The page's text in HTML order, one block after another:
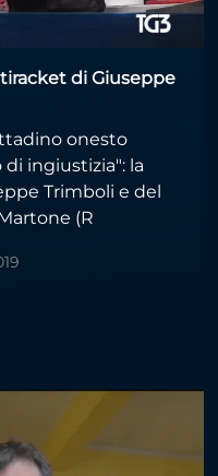
di Giuseppe
onesto
ingiustizia": la
Trimboli e del
(R